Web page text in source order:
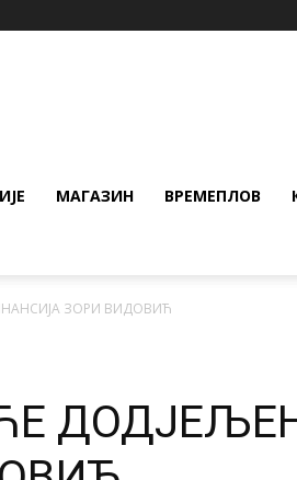
МАГАЗИН ВРЕМЕПЛОВ
ЗОРИ ВИДОВИЋ